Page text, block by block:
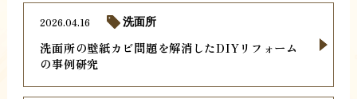
洗面所の壁紙カビ問題を解消したDIYリフォーム
の事例研究
2026.04.16 洗面所